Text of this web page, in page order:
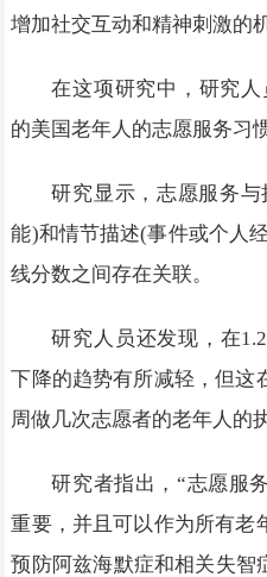
增加社交互动和精神刺激的
在这项研究中，研究
的美国老年人的志愿服务习
研究显示，志愿服务
能)和情节描述(事件或个人
线分数之间存在关联。
研究人员还发现，在
下降的趋势有所减轻，但这
周做几次志愿者的老年人的
研究者指出，“志愿服
重要，并且可以作为所有老
预防阿兹海默症和相关失智